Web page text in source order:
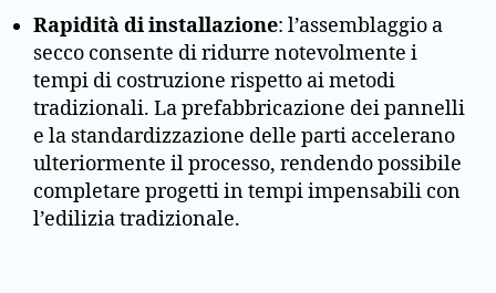
Rapidità di installazione: l’assemblaggio a
secco consente di ridurre notevolmente i
tempi di costruzione rispetto ai metodi
tradizionali. La prefabbricazione dei pannelli
e la standardizzazione delle parti accelerano
ulteriormente il processo, rendendo possibile
completare progetti in tempi impensabili con
l’edilizia tradizionale.